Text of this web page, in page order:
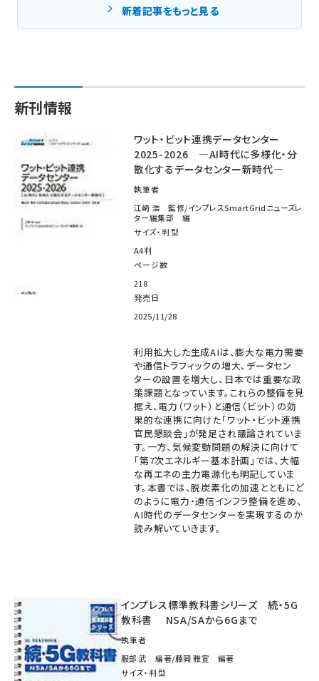
新着記事をもっと見る
新刊情報
ワット・ビット連携データセンター
2025-2026 ―AI時代に多様化・分
散化するデータセンター新時代―
執筆者
江崎 浩 監修/インプレスSmartGridニューズレ
ター編集部 編
サイズ・判型
A4判
ページ数
218
発売日
2025/11/28
利用拡大した生成AIは、膨大な電力需要
や通信トラフィックの増大、データセン
ターの設置を増大し、日本では重要な政
策課題となっています。これらの整備を見
据え、電力（ワット）と通信（ビット）の効
果的な連携に向けた「ワット・ビット連携
官民懇談会」が発足され議論されていま
す。一方、気候変動問題の解決に向けて
「第7次エネルギー基本計画」では、大幅
な再エネの主力電源化も明記していま
す。本書では、脱炭素化の加速とともにど
のように電力・通信インフラ整備を進め、
AI時代のデータセンターを実現するのか
読み解いていきます。
インプレス標準教科書シリーズ 続・5G
教科書 NSA/SAから6Gまで
執筆者
服部 武 編著/藤岡 雅宣 編著
サイズ・判型